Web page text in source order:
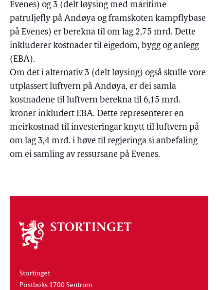
Evenes) og 3 (delt løysing med maritime
patruljefly på Andøya og framskoten kampflybase
på Evenes) er berekna til om lag 2,75 mrd. Dette
inkluderer kostnader til eigedom, bygg og anlegg
(EBA).
Om det i alternativ 3 (delt løysing) også skulle vore
utplassert luftvern på Andøya, er dei samla
kostnadene til luftvern berekna til 6,15 mrd.
kroner inkludert EBA. Dette representerer en
meirkostnad til investeringar knytt til luftvern på
om lag 3,4 mrd. i høve til regjeringa si anbefaling
om ei samling av ressursane på Evenes.
Om
stortinget
Stortinget
Postboks 1700 Sentrum